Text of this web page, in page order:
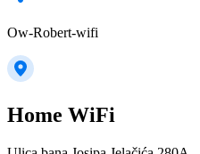
Ow-Robert-wifi
Home WiFi